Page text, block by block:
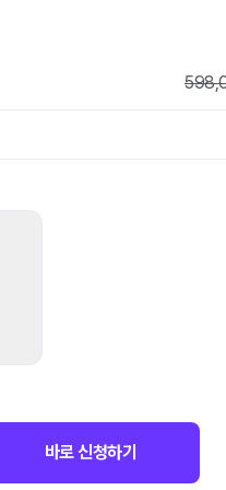
바로 신청하기